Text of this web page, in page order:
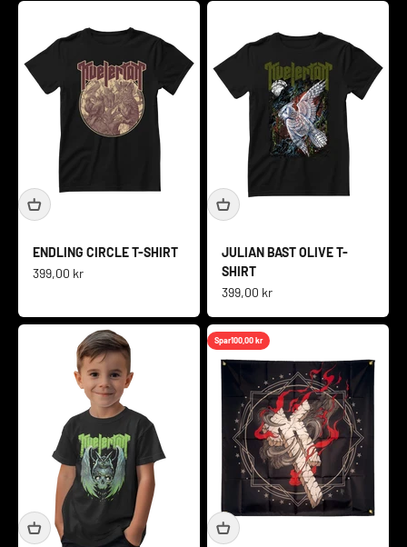
ENDLING CIRCLE T-SHIRT
Salgspris
399,00 kr
JULIAN BAST OLIVE T-
SHIRT
Salgspris
399,00 kr
Spar100,00 kr